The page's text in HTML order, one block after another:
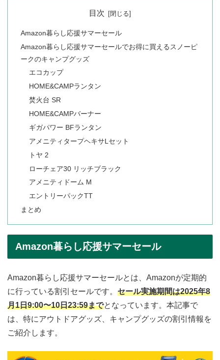
目次
Amazon暮らし応援サマーセール
Amazon暮らし応援サマーセールでお得に買えるスノーピ
ークのキャンプグッズ
エコカップ
HOME&CAMPランタン
焚火台 SR
HOME&CAMPバーナー
ギガパワー BFランタン
アメニティタープヘキサLセット
トヤ 2
ローチェア30 リッチブラック
アメニティドーム M
エントリーパックTT
まとめ
Amazon暮らし応援サマーセール
Amazon暮らし応援サマーセールとは、Amazonが定期的
に行っている割引セールです。 セール実施期間は2025年8
月1日9:00〜10日23:59までとなっています。本記事で
は、特にアウトドアグッズ、キャンプグッズの割引情報を
ご紹介します。